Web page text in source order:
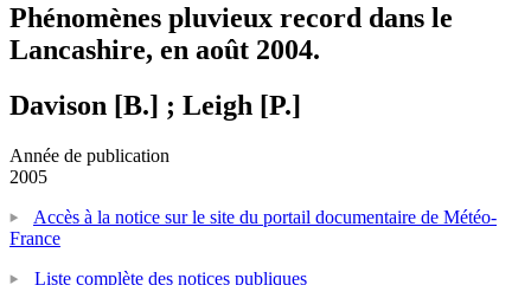
Phénomènes pluvieux record dans le
Lancashire, en août 2004.
Davison [B.] ; Leigh [P.]
Année de publication
2005
Accès à la notice sur le site du portail documentaire de Météo-
France
Liste complète des notices publiques